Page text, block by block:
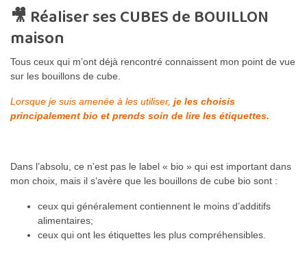
🎥 Réaliser ses CUBES de BOUILLON
maison
Tous ceux qui m’ont déjà rencontré connaissent mon point de vue
sur les bouillons de cube.
Lorsque je suis amenée à les utiliser, je les choisis
principalement bio et prends soin de lire les étiquettes.
Dans l’absolu, ce n’est pas le label « bio » qui est important dans
mon choix, mais il s’avère que les bouillons de cube bio sont :
ceux qui généralement contiennent le moins d’additifs
alimentaires;
ceux qui ont les étiquettes les plus compréhensibles.